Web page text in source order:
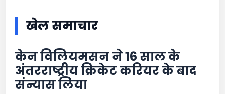
खेल समाचार
केन विलियमसन ने 16 साल के
अंतरराष्ट्रीय क्रिकेट करियर के बाद
संन्यास लिया